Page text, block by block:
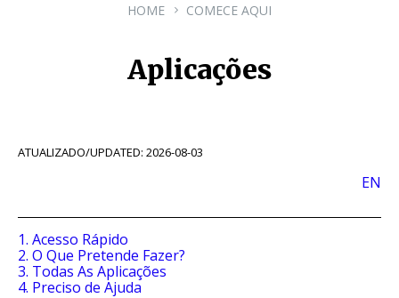
HOME COMECE AQUI
Aplicações
ATUALIZADO/UPDATED: 2026-08-03
EN
1. Acesso Rápido
2. O Que Pretende Fazer?
3. Todas As Aplicações
4. Preciso de Ajuda